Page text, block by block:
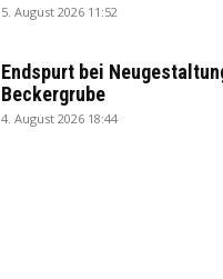
5. August 2026 11:52
Endspurt bei
Beckergrube
4. August 2026 18:44